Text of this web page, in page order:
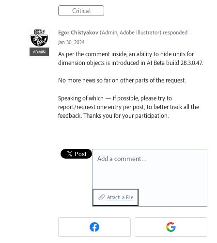
Critical
ADMIN
Egor Chistyakov (Admin, Adobe Illustrator) responded ·
Jan 30, 2024
As per the comment inside, an ability to hide units for
dimension objects is introduced in AI Beta build 28.3.0.47.
No more news so far on other parts of the request.
Speaking of which — if possible, please try to
report/request one entry per post, to better track all the
feedback. Thanks you for your participation.
Add a comment…
Attach a File